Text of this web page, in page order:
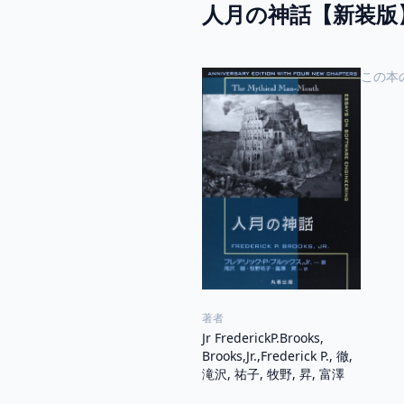
人月の神話【新装版
著者
Jr FrederickP.Brooks,
Brooks,Jr.,Frederick P., 徹,
滝沢, 祐子, 牧野, 昇, 富澤
この本